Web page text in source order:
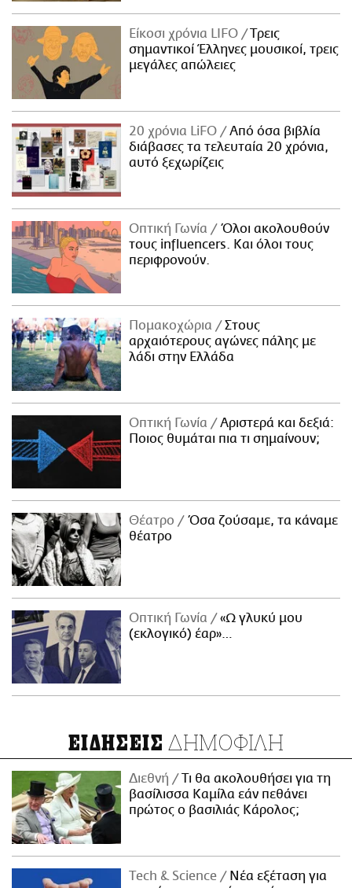
Είκοσι χρόνια LIFO
Tρεις
σημαντικοί Έλληνες μουσικοί, τρεις
μεγάλες απώλειες
20 χρόνια LiFO
Από όσα βιβλία
διάβασες τα τελευταία 20 χρόνια,
αυτό ξεχωρίζεις
Οπτική Γωνία
Όλοι ακολουθούν
τους influencers. Και όλοι τους
περιφρονούν.
Πομακοχώρια
Στους
αρχαιότερους αγώνες πάλης με
λάδι στην Ελλάδα
Οπτική Γωνία
Αριστερά και δεξιά:
Ποιος θυμάται πια τι σημαίνουν;
Θέατρο
Όσα ζούσαμε, τα κάναμε
θέατρο
Οπτική Γωνία
«Ω γλυκύ μου
(εκλογικό) έαρ»…
ΕΙΔΗΣΕΙΣ ΔΗΜΟΦΙΛΗ
Διεθνή
Τι θα ακολουθήσει για τη
βασίλισσα Καμίλα εάν πεθάνει
πρώτος ο βασιλιάς Κάρολος;
Τech & Science
Νέα εξέταση για